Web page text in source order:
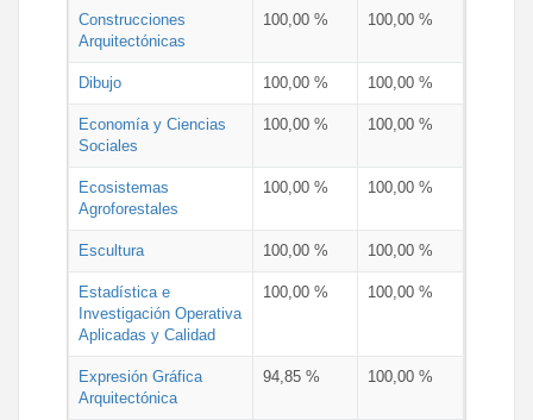
Construcciones
Arquitectónicas
100,00 % 100,00 %
Dibujo 100,00 % 100,00 %
Economía y Ciencias
Sociales
100,00 % 100,00 %
Ecosistemas
Agroforestales
100,00 % 100,00 %
Escultura 100,00 % 100,00 %
Estadística e
Investigación Operativa
Aplicadas y Calidad
100,00 % 100,00 %
Expresión Gráfica
Arquitectónica
94,85 % 100,00 %